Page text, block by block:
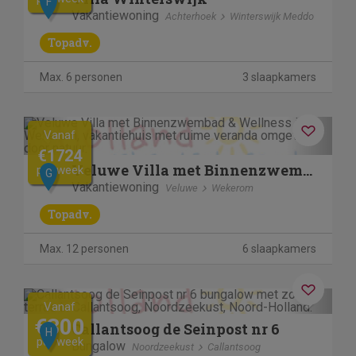
Vakantiewoning Achterhoek Winterswijk Meddo
Topadv.
Max. 6 personen 3 slaapkamers
Previous Next
Vanaf
€1724
per week
G Veluwe Villa met Binnenzwembad & Wellness | 12 personen
Vakantiewoning Veluwe Wekerom
Topadv.
Max. 12 personen 6 slaapkamers
Previous Next
Vanaf
€300
per week
H Callantsoog de Seinpost nr 6
Bungalow Noordzeekust Callantsoog